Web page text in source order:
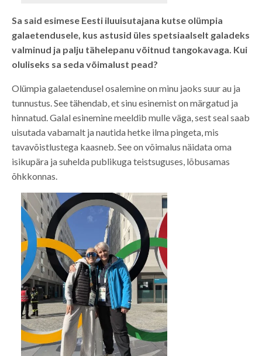
Sa said esimese Eesti iluuisutajana kutse olümpia
galaetendusele, kus astusid üles spetsiaalselt galadeks
valminud ja palju tähelepanu võitnud tangokavaga. Kui
oluliseks sa seda võimalust pead?
Olümpia galaetendusel osalemine on minu jaoks suur au ja
tunnustus. See tähendab, et sinu esinemist on märgatud ja
hinnatud. Galal esinemine meeldib mulle väga, sest seal saab
uisutada vabamalt ja nautida hetke ilma pingeta, mis
tavavõistlustega kaasneb. See on võimalus näidata oma
isikupära ja suhelda publikuga teistsuguses, lõbusamas
õhkkonnas.